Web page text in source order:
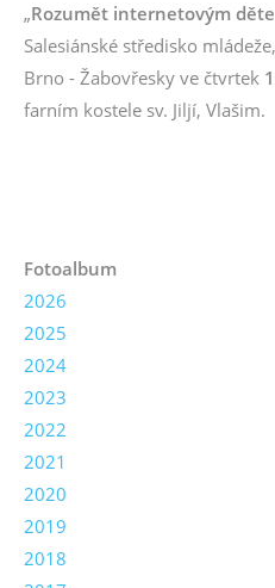
„Rozumět internetovým
Salesiánské středisko
Brno - Žabovřesky ve čtvrtek
farním kostele sv. Jiljí, Vlašim.
Fotoalbum
2026
2025
2024
2023
2022
2021
2020
2019
2018